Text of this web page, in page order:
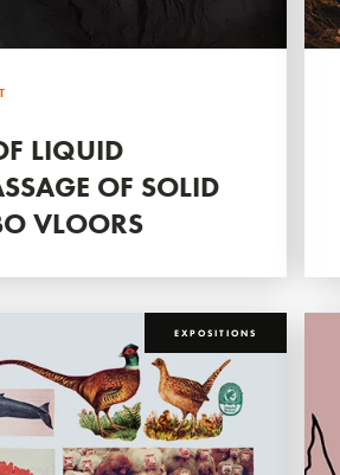
LIQUID
OF SOLID
VLOORS
EXPOSITIONS